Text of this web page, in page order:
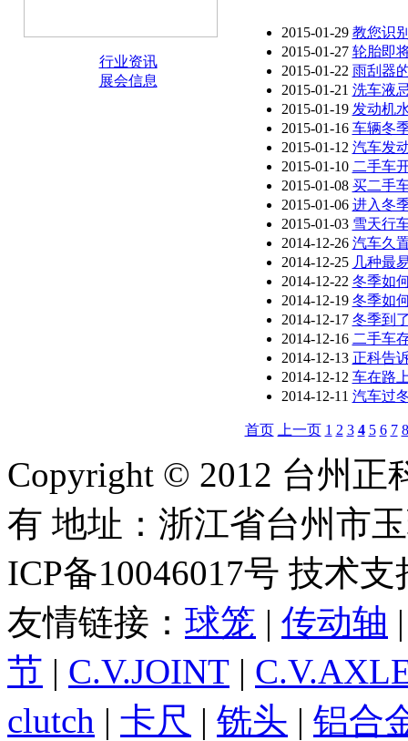
行业资讯
展会信息
2015-01-29 教您识
2015-01-27 轮胎即
2015-01-22 雨刮器
2015-01-21 洗车液
2015-01-19 发动机
2015-01-16 车辆冬
2015-01-12 汽车发
2015-01-10 二手车
2015-01-08 买二手
2015-01-06 进入冬
2015-01-03 雪天行
2014-12-26 汽车久
2014-12-25 几种最
2014-12-22 冬季如
2014-12-19 冬季如
2014-12-17 冬季到
2014-12-16 二手车
2014-12-13 正科告
2014-12-12 车在路
2014-12-11 汽车过
首页 上一页 1 2 3 4 5 6 7 8
Copyright © 2012 台州
有 地址：浙江省台州市
ICP备10046017号 技术支
友情链接： 球笼 | 传动轴
节 | C.V.JOINT |
clutch | 卡尺 | 铣头 | 铝合